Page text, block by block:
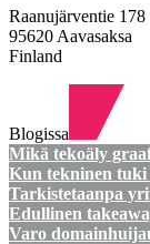
Raanujärventie 178
95620 Aavasaksa
Finland
Blogissa
Mikä tekoäly
Kun tekninen
Tarkistetaanpa
Edullinen
Varo